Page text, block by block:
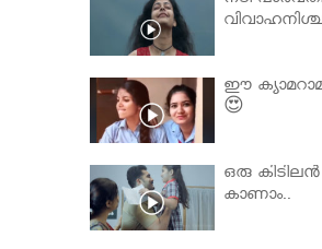
ഈ
😍
ഒരു
കാണാം..